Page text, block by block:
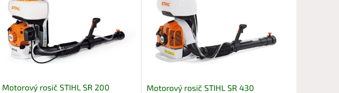
Motorový rosič STIHL SR 200 Motorový rosič STIHL SR 430